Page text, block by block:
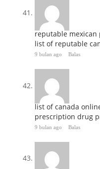
reputable mexican
list of reputable
9 bulan ago Balas
list of canada
prescription drug
9 bulan ago Balas